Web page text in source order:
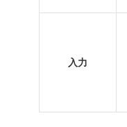
入力